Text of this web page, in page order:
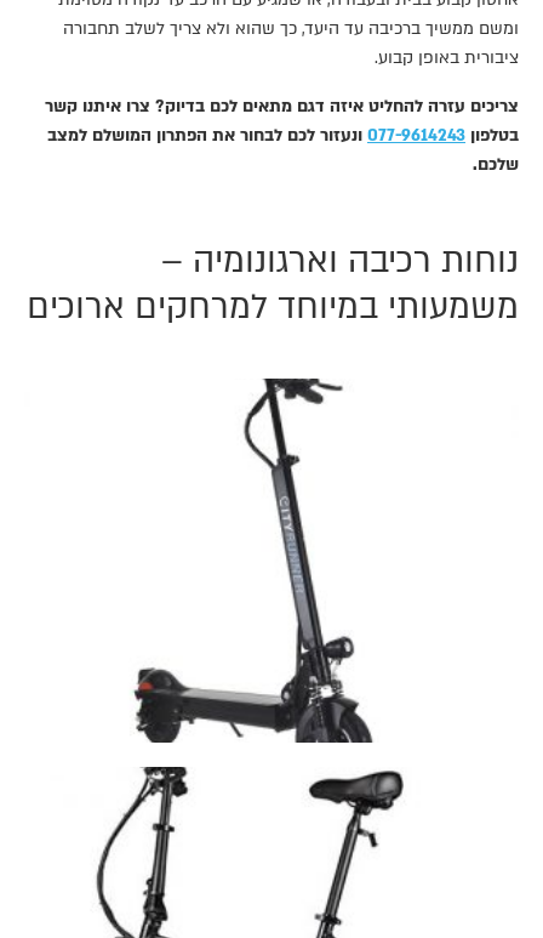
ומשם ממשיך ברכיבה עד היעד, כך שהוא ולא צריך לשלב תחבורה
ציבורית באופן קבוע.
צריכים עזרה להחליט איזה דגם מתאים לכם בדיוק? צרו איתנו קשר
בטלפון 077-9614243 ונעזור לכם לבחור את הפתרון המושלם למצב
שלכם.
נוחות רכיבה וארגונומיה –
משמעותי במיוחד למרחקים ארוכים